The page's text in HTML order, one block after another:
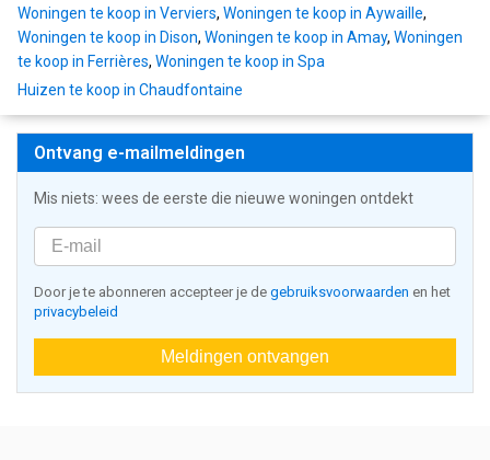
Woningen te koop in Verviers, Woningen te koop in Aywaille,
Woningen te koop in Dison, Woningen te koop in Amay, Woningen
te koop in Ferrières, Woningen te koop in Spa
Huizen te koop in Chaudfontaine
Ontvang e-mailmeldingen
Mis niets: wees de eerste die nieuwe woningen ontdekt
Door je te abonneren accepteer je de gebruiksvoorwaarden en het
privacybeleid
Meldingen ontvangen